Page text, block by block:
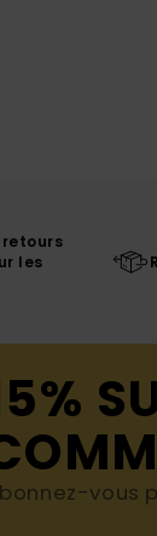
retours
les
vous